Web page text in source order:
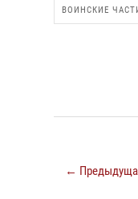
ВОИНСКИЕ
←